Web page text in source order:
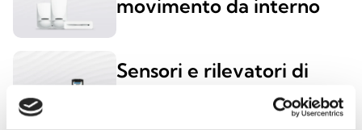
movimento da interno
Sensori e rilevatori di
movimento da esterno